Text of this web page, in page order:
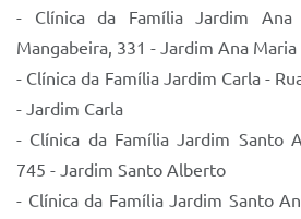
- Clínica da Família Jardim
Mangabeira, 331 - Jardim Ana Maria
- Clínica da Família Jardim Carla -
- Jardim Carla
- Clínica da Família Jardim Santo
745 - Jardim Santo Alberto
- Clínica da Família Jardim Santo